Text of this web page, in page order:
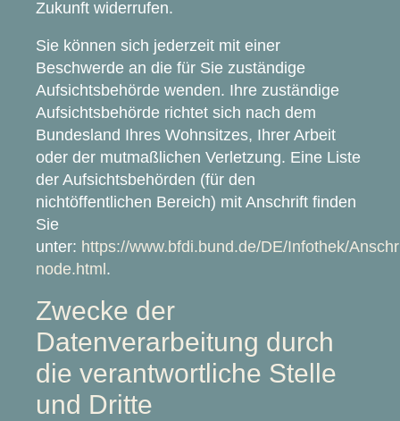
Zukunft widerrufen.
Sie können sich jederzeit mit einer
Beschwerde an die für Sie zuständige
Aufsichtsbehörde wenden. Ihre zuständige
Aufsichtsbehörde richtet sich nach dem
Bundesland Ihres Wohnsitzes, Ihrer Arbeit
oder der mutmaßlichen Verletzung. Eine Liste
der Aufsichtsbehörden (für den
nichtöffentlichen Bereich) mit Anschrift finden
Sie
unter: https://www.bfdi.bund.de/DE/Infothek/
node.html.
Zwecke der
Datenverarbeitung durch
die verantwortliche Stelle
und Dritte